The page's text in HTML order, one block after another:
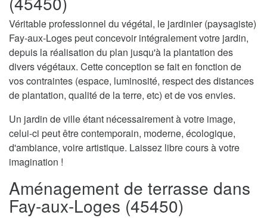
Véritable professionnel du végétal, le jardinier (paysagiste)
Fay-aux-Loges peut concevoir intégralement votre jardin,
depuis la réalisation du plan jusqu'à la plantation des
divers végétaux. Cette conception se fait en fonction de
vos contraintes (espace, luminosité, respect des distances
de plantation, qualité de la terre, etc) et de vos envies.
Un jardin de ville étant nécessairement à votre image,
celui-ci peut être contemporain, moderne, écologique,
d'ambiance, voire artistique. Laissez libre cours à votre
imagination !
Aménagement de terrasse dans
Fay-aux-Loges (45450)